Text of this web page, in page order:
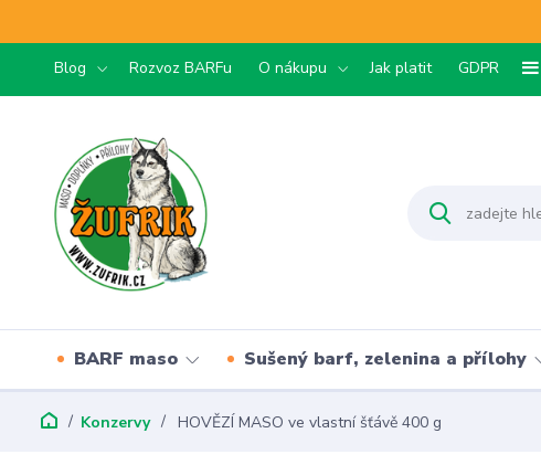
Blog Rozvoz BARFu O nákupu Jak platit GDPR
BARF maso Sušený barf, zelenina a přílohy
Konzervy HOVĚZÍ MASO ve vlastní šťávě 400 g